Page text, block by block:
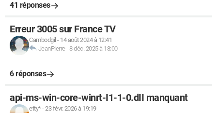
41 réponses
Erreur 3005 sur France TV
Cambodgil - 14 août 2024 à 12:41
JeanPierre- 8 déc. 2025 à 18:00
6 réponses
api-ms-win-core-winrt-I1-1-0.dII manquant
etty*-23 févr. 2026 à 19:19